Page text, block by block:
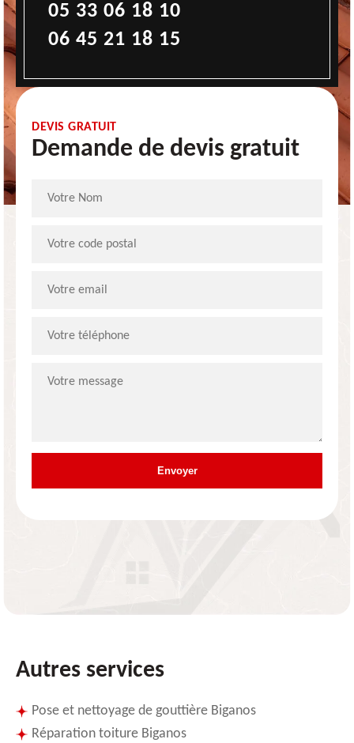
05 33 06 18 10
06 45 21 18 15
DEVIS GRATUIT
Demande de devis gratuit
Autres services
Pose et nettoyage de gouttière Biganos
Réparation toiture Biganos